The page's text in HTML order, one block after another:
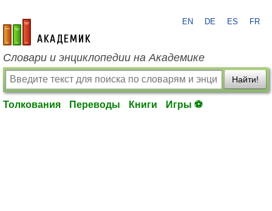
academic.ru
EN DE ES FR
Словари и энциклопедии на Академике
Найти!
Толкования Переводы Книги Игры ⚽